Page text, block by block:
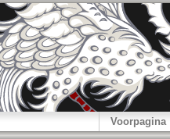
Voorpagina